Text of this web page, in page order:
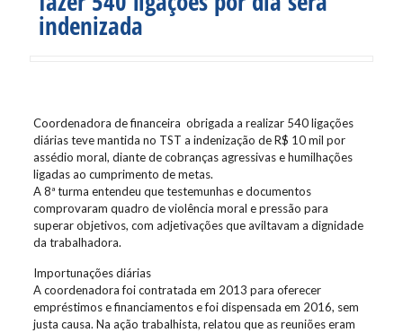
indenizada
Coordenadora de financeira obrigada a realizar 540 ligações
diárias teve mantida no TST a indenização de R$ 10 mil por
assédio moral, diante de cobranças agressivas e humilhações
ligadas ao cumprimento de metas.
A 8ª turma entendeu que testemunhas e documentos
comprovaram quadro de violência moral e pressão para
superar objetivos, com adjetivações que aviltavam a dignidade
da trabalhadora.
Importunações diárias
A coordenadora foi contratada em 2013 para oferecer
empréstimos e financiamentos e foi dispensada em 2016, sem
justa causa. Na ação trabalhista, relatou que as reuniões eram